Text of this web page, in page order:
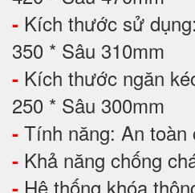
- Kích thước sử
350 * Sâu 310mm
- Kích thước ngăn
250 * Sâu 300mm
- Tính năng: An toàn
- Khả năng chống
- Hệ thống khóa